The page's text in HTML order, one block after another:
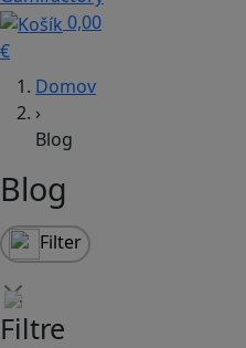
0,00
€
Domov
›
Blog
Blog
Filter
Filtre